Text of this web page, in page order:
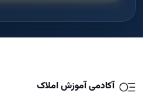
آکادمی آموزش املاک